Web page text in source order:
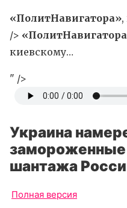
«ПолитНавигатора»
/>
киевскому…
" />
Украина
замороженные
шантажа
Полная версия